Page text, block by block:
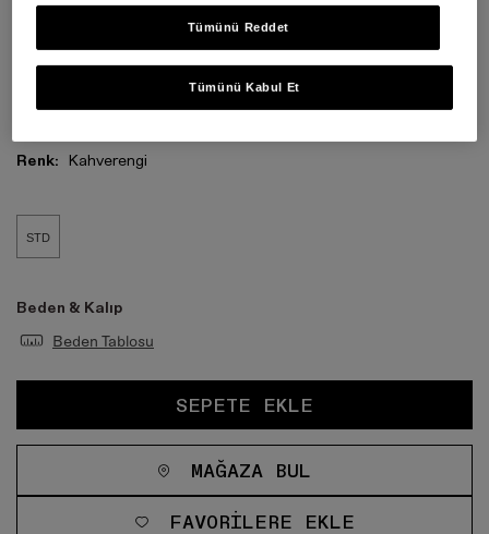
Renk: Kahverengi
STD
Beden & Kalıp
Beden Tablosu
SEPETE EKLE
MAĞAZA BUL
FAVORILERE EKLE
Tümünü Reddet
Tümünü Kabul Et